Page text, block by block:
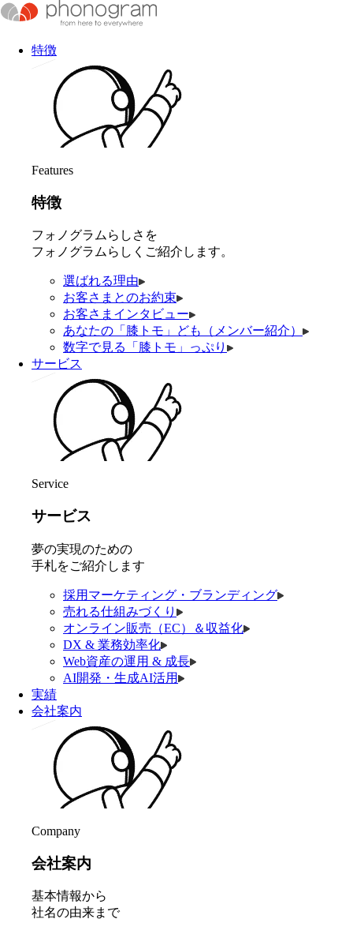
特徴
Features
特徴
フォノグラムらしさを
フォノグラムらしくご紹介します。
選ばれる理由
お客さまとのお約束
お客さまインタビュー
あなたの「膝トモ」ども（メンバー紹介）
数字で見る「膝トモ」っぷり
サービス
Service
サービス
夢の実現のための
手札をご紹介します
採用マーケティング・ブランディング
売れる仕組みづくり
オンライン販売（EC）＆収益化
DX & 業務効率化
Web資産の運用 & 成長
AI開発・生成AI活用
実績
会社案内
Company
会社案内
基本情報から
社名の由来まで